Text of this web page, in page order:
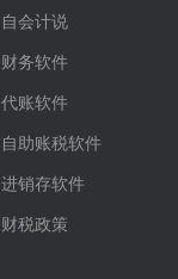
自会计说
财务软件
代账软件
自助账税软件
进销存软件
财税政策